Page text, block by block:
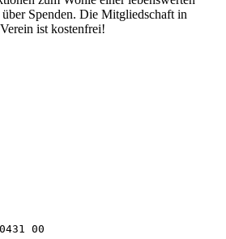
Spenden. Die Mitgliedschaft in
ist kostenfrei!
00